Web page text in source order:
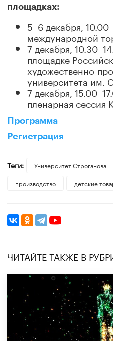
площадках:
5–6 декабря,
международной
7 декабря,
площадке
художественно-
университета им.
7 декабря,
пленарная сессия
Программа
Регистрация
Теги: Университет Строганова
производство
детские
ЧИТАЙТЕ ТАКЖЕ В